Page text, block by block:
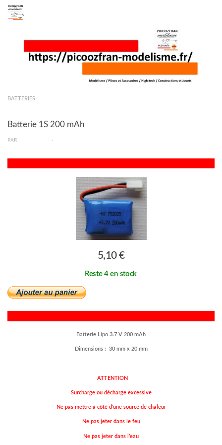
Skip to content
BATTERIES
Batterie 1S 200 mAh
PAR ·
5,10 €
Reste 4 en stock
Batterie Lipo 3.7 V 200 mAh
Dimensions : 30 mm x 20 mm
ATTENTION
Surcharge ou décharge excessive
Ne pas mettre à côté d’une source de chaleur
Ne pas jeter dans le feu
Ne pas jeter dans l’eau